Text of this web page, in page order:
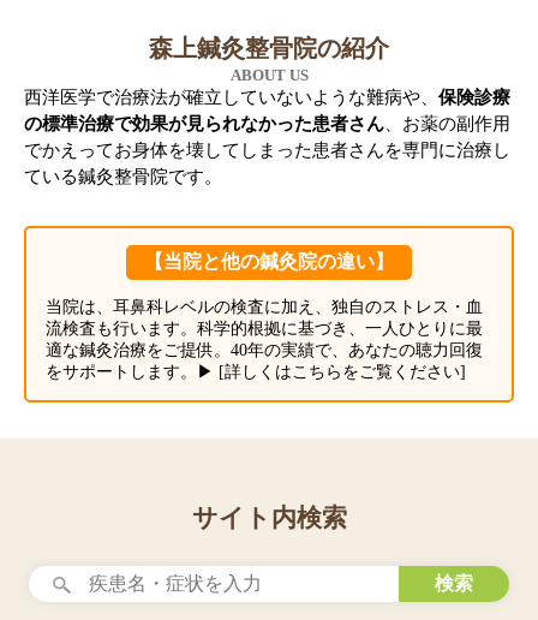
森上鍼灸整骨院の紹介
ABOUT US
西洋医学で治療法が確立していないような難病や、 保険診療
の標準治療で効果が見られなかった患者さん 、お薬の副作用
でかえってお身体を壊してしまった患者さんを専門に治療し
ている鍼灸整骨院です。
【当院と他の鍼灸院の違い】
当院は、耳鼻科レベルの検査に加え、独自のストレス・血
流検査も行います。科学的根拠に基づき、一人ひとりに最
適な鍼灸治療をご提供。40年の実績で、あなたの聴力回復
をサポートします。
▶︎ [詳しくはこちらをご覧ください]
サイト内検索